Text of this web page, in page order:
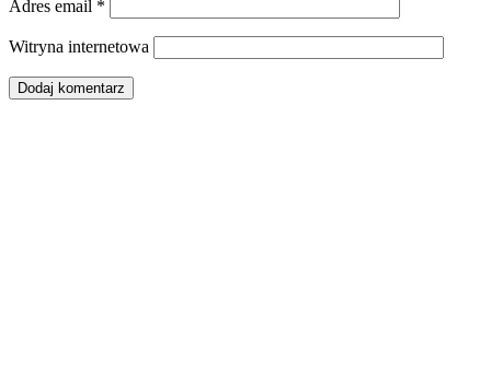
Adres email *
Witryna internetowa